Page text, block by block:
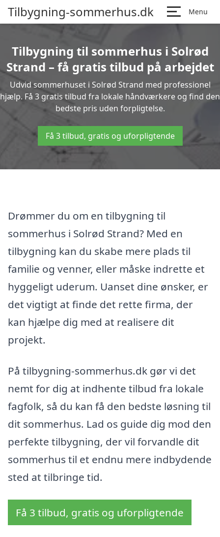
Tilbygning-sommerhus.dk Menu
Tilbygning til sommerhus i Solrød
Strand – få gratis tilbud på arbejdet
Udvid sommerhuset i Solrød Strand med professionel
hjælp. Få 3 gratis tilbud fra lokale håndværkere og find den
bedste pris uden forpligtelse.
Få 3 tilbud, gratis og uforpligtende
Drømmer du om en tilbygning til
sommerhus i Solrød Strand? Med en
tilbygning kan du skabe mere plads til
familie og venner, eller måske indrette et
hyggeligt uderum. Uanset dine ønsker, er
det vigtigt at finde det rette firma, der
kan hjælpe dig med at realisere dit
projekt.
På tilbygning-sommerhus.dk gør vi det
nemt for dig at indhente tilbud fra lokale
fagfolk, så du kan få den bedste løsning til
dit sommerhus. Lad os guide dig mod den
perfekte tilbygning, der vil forvandle dit
sommerhus til et endnu mere indbydende
sted at tilbringe tid.
Få 3 tilbud, gratis og uforpligtende